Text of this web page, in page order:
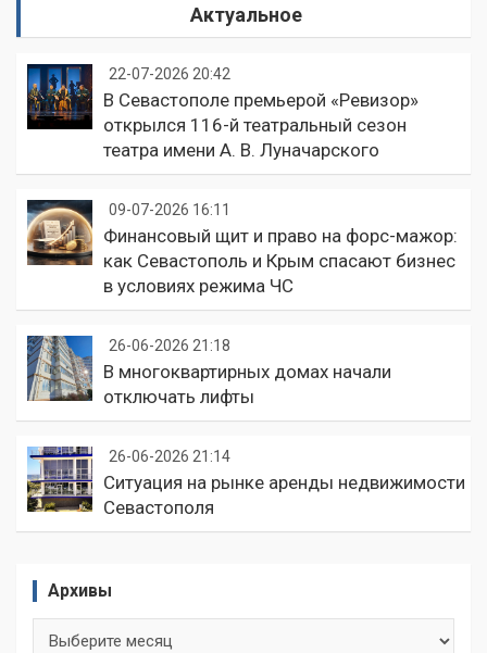
Актуальное
22-07-2026 20:42
В Севастополе премьерой «Ревизор»
открылся 116-й театральный сезон
театра имени А. В. Луначарского
09-07-2026 16:11
Финансовый щит и право на форс-мажор:
как Севастополь и Крым спасают бизнес
в условиях режима ЧС
26-06-2026 21:18
В многоквартирных домах начали
отключать лифты
26-06-2026 21:14
Ситуация на рынке аренды недвижимости
Севастополя
Архивы